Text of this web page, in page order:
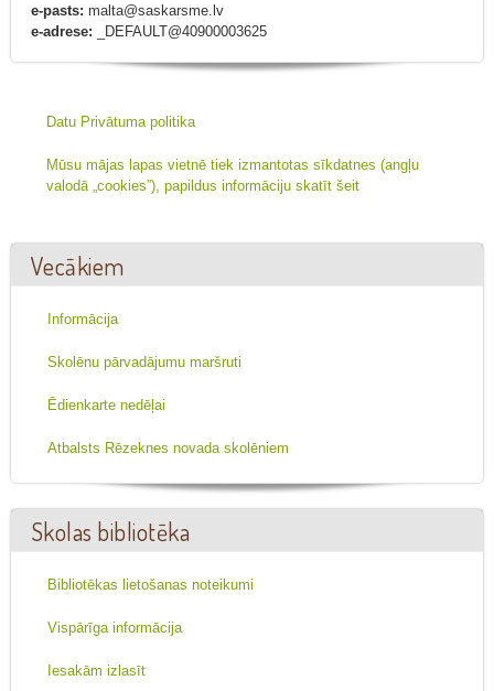
e-pasts: malta@saskarsme.lv
e-adrese: _DEFAULT@40900003625
Datu Privātuma politika
Mūsu mājas lapas vietnē tiek izmantotas sīkdatnes (angļu
valodā „cookies”), papildus informāciju skatīt šeit
Vecākiem
Informācija
Skolēnu pārvadājumu maršruti
Ēdienkarte nedēļai
Atbalsts Rēzeknes novada skolēniem
Skolas bibliotēka
Bibliotēkas lietošanas noteikumi
Vispārīga informācija
Iesakām izlasīt